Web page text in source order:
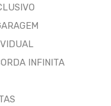
INFINITA